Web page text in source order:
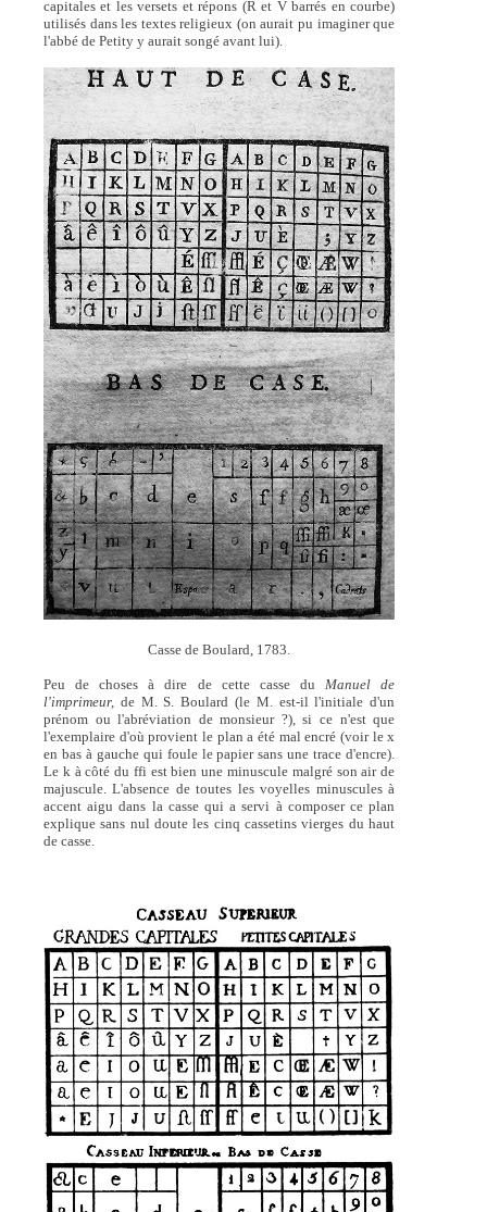
capitales et les versets et répons (R et V barrés en courbe)
utilisés dans les textes religieux (on aurait pu imaginer que
l'abbé de Petity y aurait songé avant lui).
Casse de Boulard, 1783.
Peu de choses à dire de cette casse duManuel de
l'imprimeur,de M. S. Boulard (le M. est-il l'initiale d'un
prénom ou l'abréviation de monsieur ?), si ce n'est que
l'exemplaire d'où provient le plan a été mal encré (voir le x
en bas à gauche qui foule le papier sans une trace d'encre).
Le k à côté du ffi est bien une minuscule malgré son air de
majuscule. L'absence de toutes les voyelles minuscules à
accent aigu dans la casse qui a servi à composer ce plan
explique sans nul doute les cinq cassetins vierges du haut
de casse.